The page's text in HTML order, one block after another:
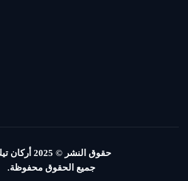
حقوق النشر © 2025
أركان
جميع الحقوق محفوظة.